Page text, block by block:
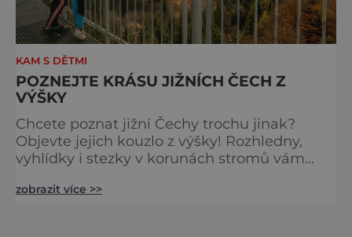
KAM S DĚTMI
POZNEJTE KRÁSU JIŽNÍCH ČECH Z
VÝŠKY
Chcete poznat jižní Čechy trochu jinak?
Objevte jejich kouzlo z výšky! Rozhledny,
vyhlídky i stezky v korunách stromů vám
města i Alpy v dálce. Ptačí pozorovatelna
zobrazit více >>